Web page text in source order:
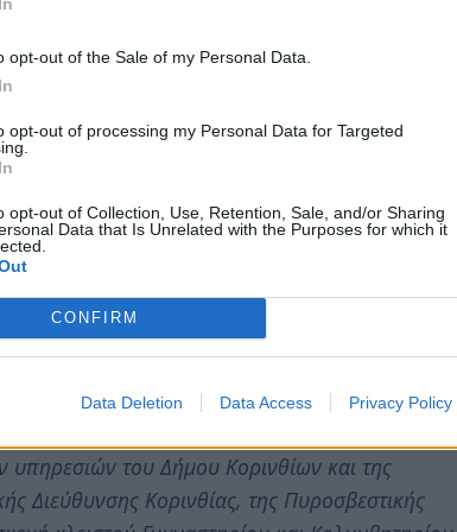
opt-out of the Sale of my Personal Data.
opt-out of processing my Personal Data for Targeted
opt-out of Collection, Use, Retention, Sale, and/or Sharing
Data that Is Unrelated with the Purposes for which it
CONFIRM
Data Deletion Data Access Privacy Policy
το στρατόπεδο του 6ου Συντάγματος
ιστό και έναντι του αθλητικού κέντρου της
δεν περιλαμβάνεται στο Ελληνικό Σχέδιο
υποβλήθηκε για χρηματοδότηση στην
της, λαμβανομένων τότε υπ΄ όψιν των άνω
μας στα σύγχρονα στρατόπεδα
διαβίωσης και υγειονομικής περίθαλψης δεν
του ΟΗΕ.
κέντρο κράτησης και να αποδοθεί στην
σύμφωνα με τις αποφάσεις του Δημοτικού
υπηρεσιών του Δήμου Κορινθίων και της
Διεύθυνσης Κορινθίας, της Πυροσβεστικής